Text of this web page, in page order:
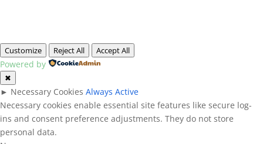
Customize Reject All Accept All
Powered by
✖
► Necessary Cookies Always Active
Necessary cookies enable essential site features like secure log-
ins and consent preference adjustments. They do not store
personal data.